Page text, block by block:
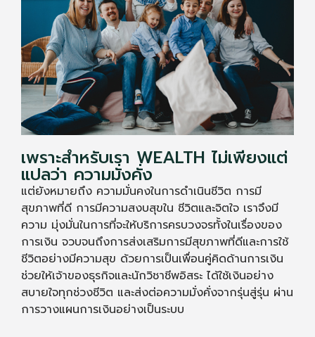
เพราะสำหรับเรา WEALTH ไม่เพียงแต่
แปลว่า ความมั่งคั่ง
แต่ยังหมายถึง ความมั่นคงในการดำเนินชีวิต การมี
สุขภาพที่ดี การมีความสงบสุขใน ชีวิตและจิตใจ เราจึงมี
ความ มุ่งมั่นในการที่จะให้บริการครบวงจรทั้งในเรื่องของ
การเงิน จวบจนถึงการส่งเสริมการมีสุขภาพที่ดีและการใช้
ชีวิตอย่างมีความสุข ด้วยการเป็นเพื่อนคู่คิดด้านการเงิน
ช่วยให้เจ้าของธุรกิจและนักวิชาชีพอิสระ ได้ใช้เงินอย่าง
สบายใจทุกช่วงชีวิต และส่งต่อความมั่งคั่งจากรุ่นสู่รุ่น ผ่าน
การวางแผนการเงินอย่างเป็นระบบ